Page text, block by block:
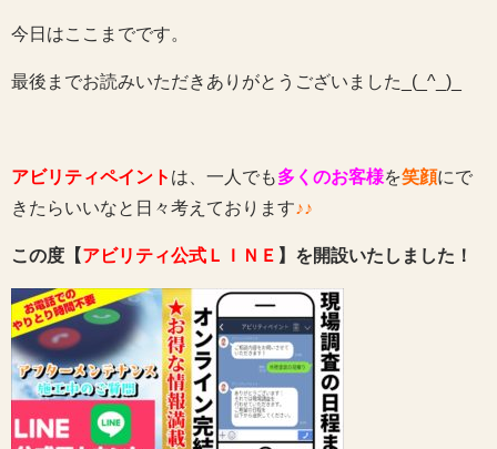
今日はここまでです。
最後までお読みいただきありがとうございました_(_^_)_
アビリティペイント は、一人でも多くのお客様を笑顔にで
きたらいいなと日々考えております♪♪
この度【アビリティ公式ＬＩＮＥ 】を開設いたしました！